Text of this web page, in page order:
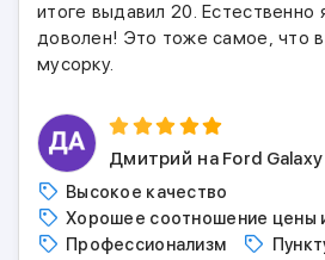
итоге выдавил 20. Естественно
доволен! Это тоже самое, что
мусорку.
Дмитрий на Ford Galaxy
Высокое качество
Хорошее соотношение цены
Профессионализм